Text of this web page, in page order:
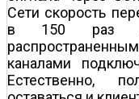
Сети скорость
в 150 раз
каналами
Естественно,